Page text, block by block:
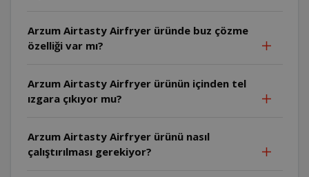
Arzum Airtasty Airfryer üründe buz çözme
özelliği var mı?
Arzum Airtasty Airfryer ürünün içinden tel
ızgara çıkıyor mu?
Arzum Airtasty Airfryer ürünü nasıl
çalıştırılması gerekiyor?